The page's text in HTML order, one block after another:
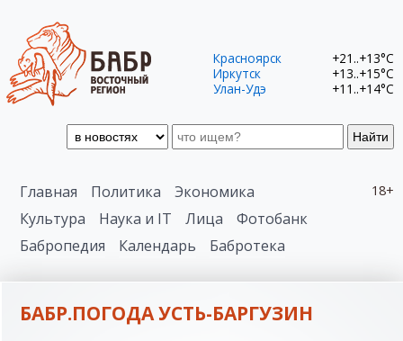
Найти
Красноярск
+21..+13°C
Иркутск
+13..+15°C
Улан-Удэ
+11..+14°C
18+
Главная Политика
Экономика
Культура
Наука и IT Лица
Фотобанк
Бабропедия
Календарь Бабротека
БАБР.ПОГОДА УСТЬ-БАРГУЗИН